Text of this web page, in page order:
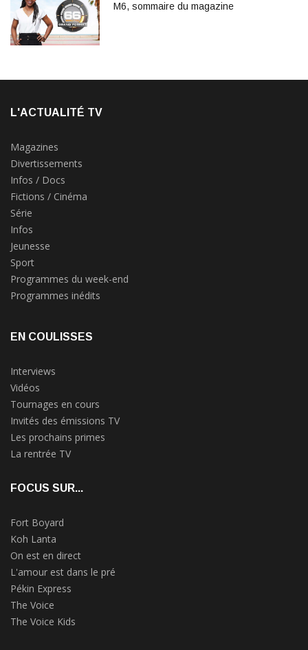
M6, sommaire du magazine
L'ACTUALITÉ TV
Magazines
Divertissements
Infos / Docs
Fictions / Cinéma
Série
Infos
Jeunesse
Sport
Programmes du week-end
Programmes inédits
EN COULISSES
Interviews
Vidéos
Tournages en cours
Invités des émissions TV
Les prochains primes
La rentrée TV
FOCUS SUR...
Fort Boyard
Koh Lanta
On est en direct
L'amour est dans le pré
Pékin Express
The Voice
The Voice Kids